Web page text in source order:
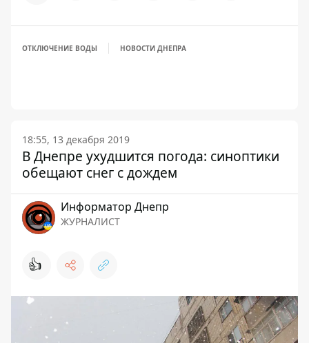
ОТКЛЮЧЕНИЕ ВОДЫ НОВОСТИ ДНЕПРА
18:55, 13 декабря 2019
В Днепре ухудшится погода: синоптики
обещают снег с дождем
Информатор Днепр
ЖУРНАЛИСТ
👍